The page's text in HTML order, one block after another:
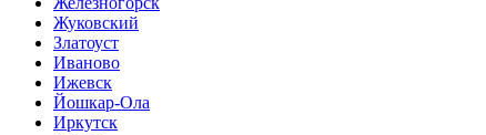
Жуковский
Златоуст
Иваново
Ижевск
Йошкар-Ола
Иркутск